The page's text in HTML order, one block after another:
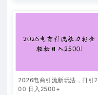
2026电商引流新玩法，日引2
00 日入2500+